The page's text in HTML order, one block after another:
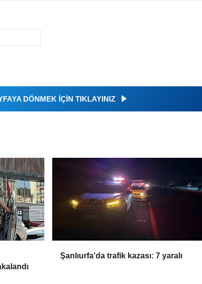
DÖNMEK İÇİN TIKLAYINIZ
Şanlıurfa'da trafik kazası: 7 yaralı